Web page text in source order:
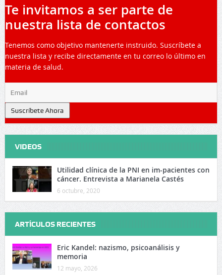
Te invitamos a ser parte de
nuestra lista de contactos
Tenemos como objetivo mantenerte instruido. Suscríbete a
nuestra lista y recibe directamente en tu correo lo último en
materia de salud.
Suscríbete Ahora
VIDEOS
Utilidad clínica de la PNI en im-pacientes con
cáncer. Entrevista a Marianela Castés
6 octubre, 2020
ARTÍCULOS RECIENTES
Eric Kandel: nazismo, psicoanálisis y
memoria
12 mayo, 2026